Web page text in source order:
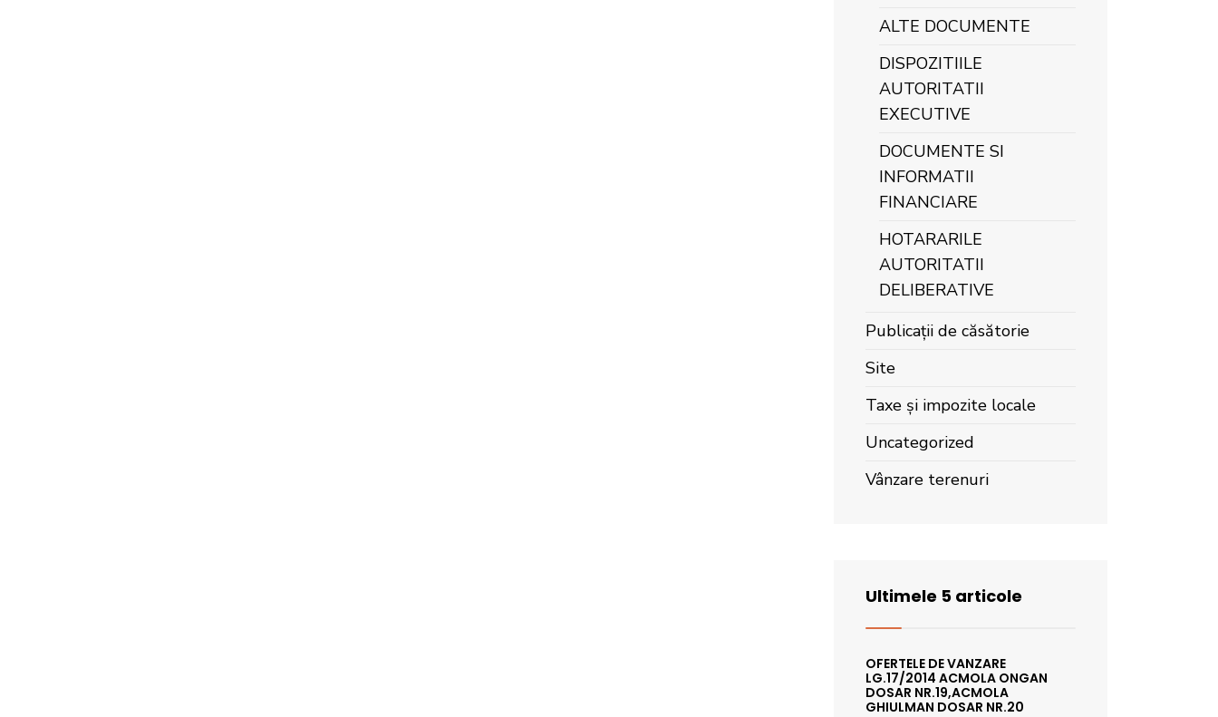
ALTE DOCUMENTE
DISPOZITIILE
AUTORITATII
EXECUTIVE
DOCUMENTE SI
INFORMATII
FINANCIARE
HOTARARILE
AUTORITATII
DELIBERATIVE
Publicații de căsătorie
Site
Taxe și impozite locale
Uncategorized
Vânzare terenuri
Ultimele 5 articole
OFERTELE DE VANZARE
LG.17/2014 ACMOLA ONGAN
DOSAR NR.19,ACMOLA
GHIULMAN DOSAR NR.20